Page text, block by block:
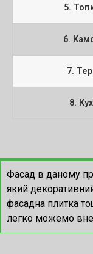
5.
6.
7.
8.
Фасад в даному
який
фасадна плитка
легко можемо